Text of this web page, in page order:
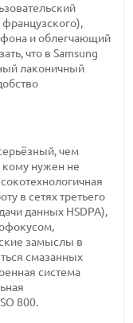
и облегчающий
что в Samsung
лаконичный
чем
кому нужен не
в сетях третьего
данных HSDPA),
замыслы в
смазанных
система
800.